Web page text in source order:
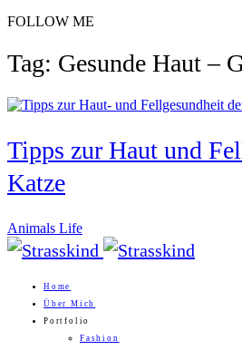
FOLLOW ME
Tag: Gesunde Haut –
Tipps zur Haut und
Katze
Animals Life
Home
Über Mich
Portfolio
Fashion